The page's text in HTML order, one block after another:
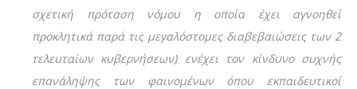
σχετική πρόταση νόμου η οποία έχει αγνοηθεί
προκλητικά παρά τις μεγαλόστομες διαβεβαιώσεις των 2
τελευταίων κυβερνήσεων) ενέχει τον κίνδυνο συχνής
επανάληψης των φαινομένων όπου εκπαιδευτικοί